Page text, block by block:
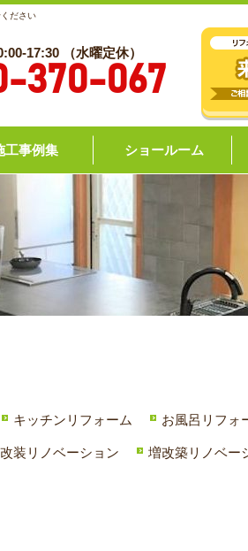
ださい
17:30 （水曜定休）
370-067
工事例集 ショールーム
キッチンリフォーム お風呂リフォ
装リノベーション 増改築リノベー